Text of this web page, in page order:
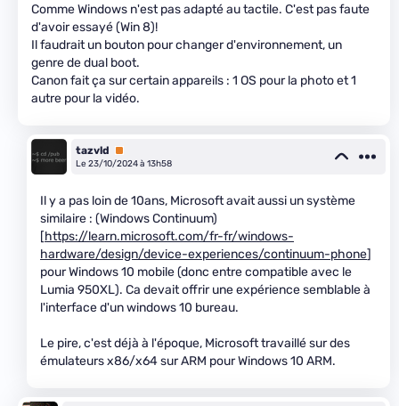
Comme Windows n'est pas adapté au tactile. C'est pas faute
d'avoir essayé (Win 8)!
Il faudrait un bouton pour changer d'environnement, un
genre de dual boot.
Canon fait ça sur certain appareils : 1 OS pour la photo et 1
autre pour la vidéo.
tazvld
Premium
Le 23/10/2024 à 13h58
Il y a pas loin de 10ans, Microsoft avait aussi un système
similaire : (Windows Continuum)
[https://learn.microsoft.com/fr-fr/windows-
hardware/design/device-experiences/continuum-phone]
pour Windows 10 mobile (donc entre compatible avec le
Lumia 950XL). Ca devait offrir une expérience semblable à
l'interface d'un windows 10 bureau.
Le pire, c'est déjà à l'époque, Microsoft travaillé sur des
émulateurs x86/x64 sur ARM pour Windows 10 ARM.